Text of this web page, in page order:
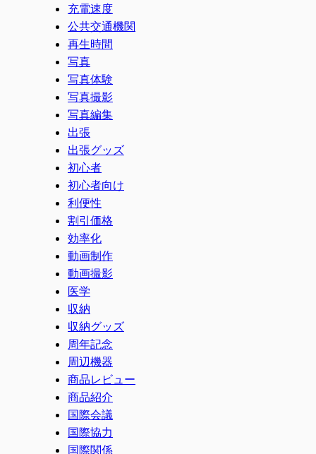
充電速度
公共交通機関
再生時間
写真
写真体験
写真撮影
写真編集
出張
出張グッズ
初心者
初心者向け
利便性
割引価格
効率化
動画制作
動画撮影
医学
収納
収納グッズ
周年記念
周辺機器
商品レビュー
商品紹介
国際会議
国際協力
国際関係